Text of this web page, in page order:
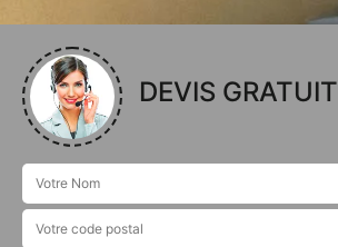
DEVIS GRATUIT